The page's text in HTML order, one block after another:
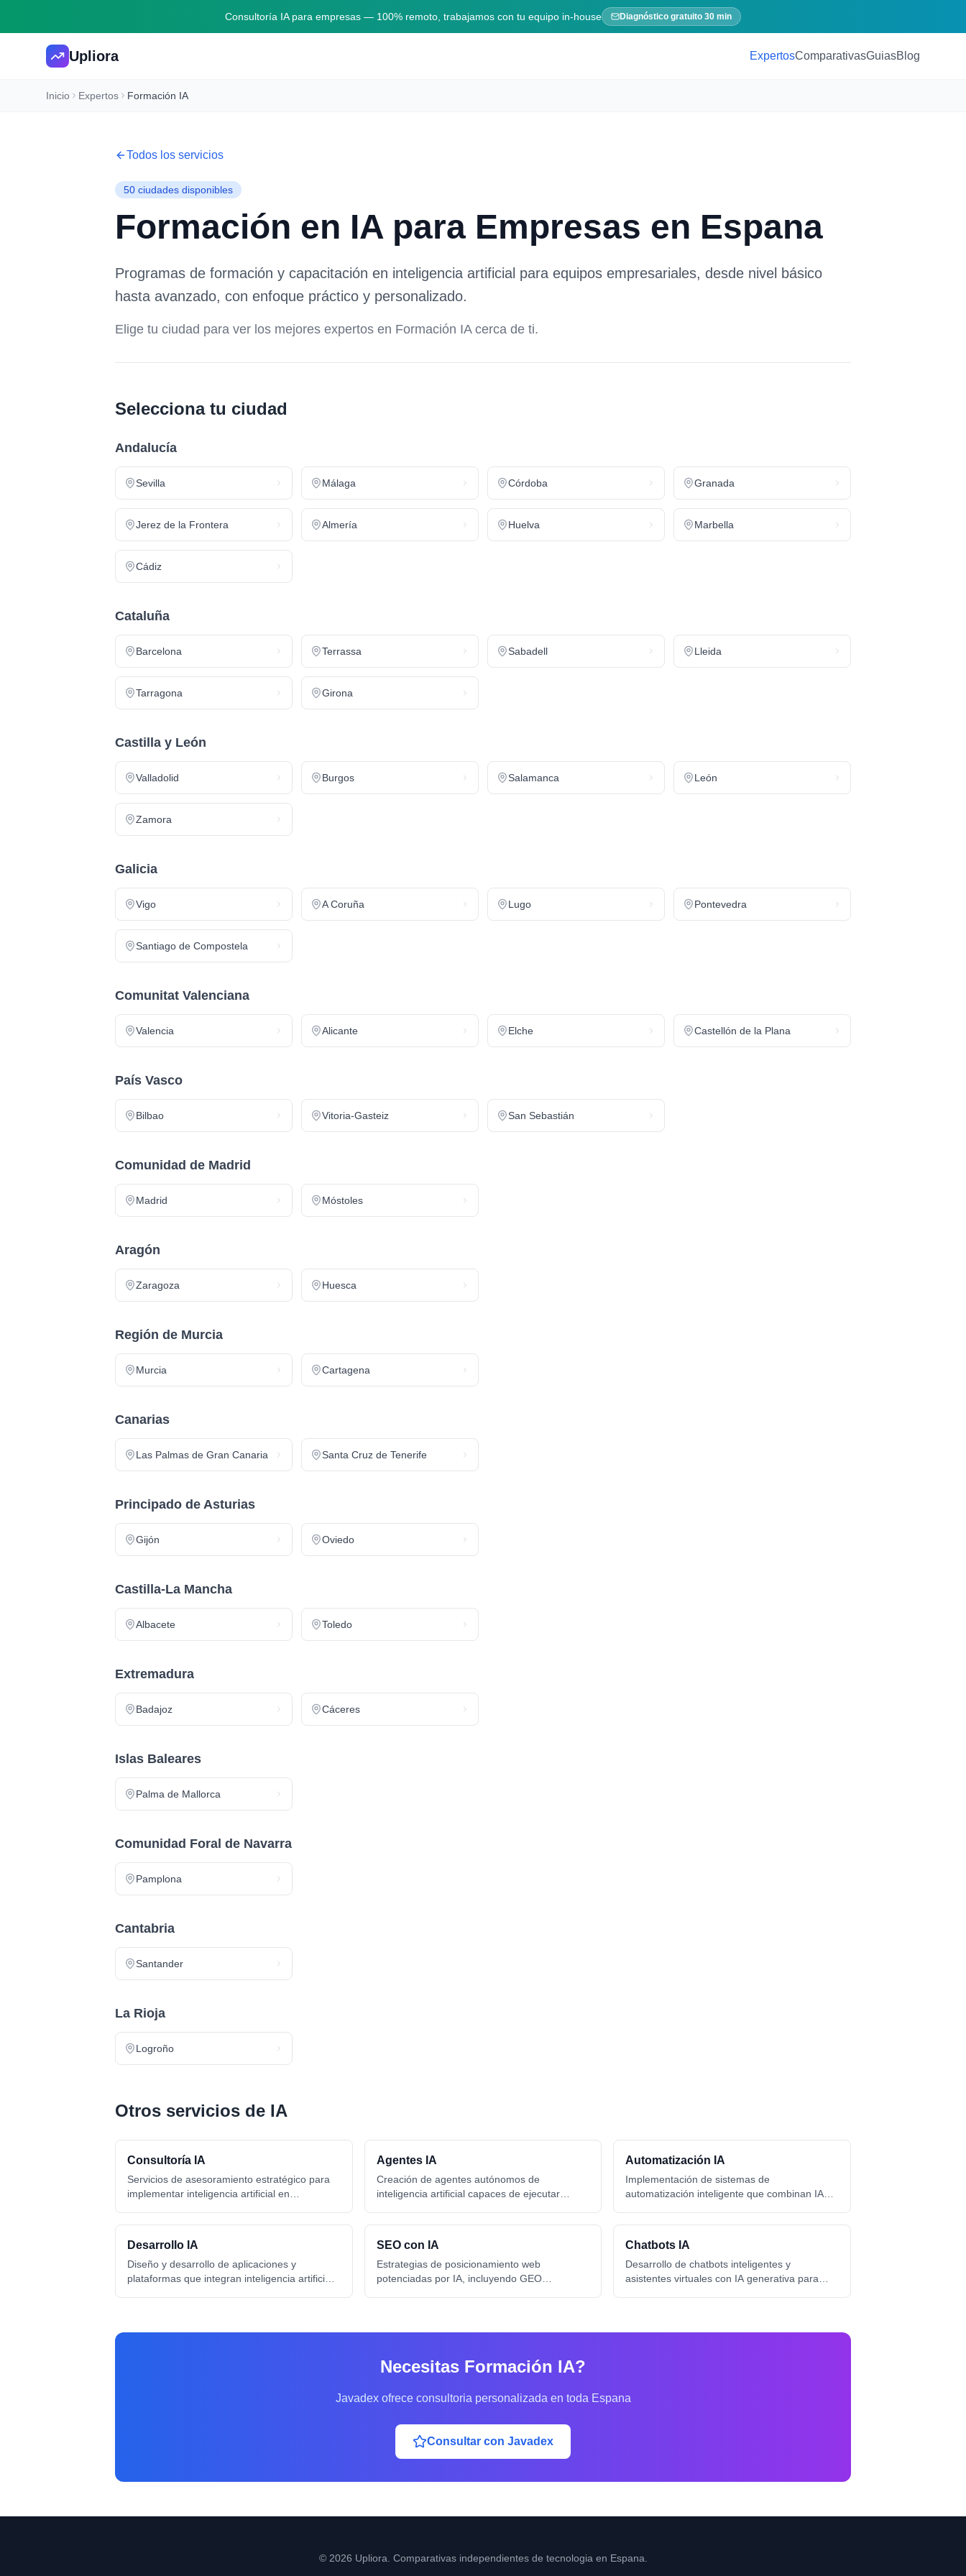
Consultoría IA para empresas — 100% remoto, trabajamos con tu equipo in-house Diagnóstico gratuito 30 min
Upliora ExpertosComparativasGuiasBlog
Inicio Expertos Formación IA
Todos los servicios
50 ciudades disponibles
Formación en IA para Empresas en Espana
Programas de formación y capacitación en inteligencia artificial para equipos empresariales, desde nivel básico
hasta avanzado, con enfoque práctico y personalizado.
Elige tu ciudad para ver los mejores expertos en Formación IAcerca de ti.
Selecciona tu ciudad
Andalucía
Sevilla Málaga Córdoba Granada
Jerez de la Frontera Almería Huelva Marbella
Cádiz
Cataluña
Barcelona Terrassa Sabadell Lleida
Tarragona Girona
Castilla y León
Valladolid Burgos Salamanca León
Zamora
Galicia
Vigo A Coruña Lugo Pontevedra
Santiago de Compostela
Comunitat Valenciana
Valencia Alicante Elche Castellón de la Plana
País Vasco
Bilbao Vitoria-Gasteiz San Sebastián
Comunidad de Madrid
Madrid Móstoles
Aragón
Zaragoza Huesca
Región de Murcia
Murcia Cartagena
Canarias
Las Palmas de Gran Canaria Santa Cruz de Tenerife
Principado de Asturias
Gijón Oviedo
Castilla-La Mancha
Albacete Toledo
Extremadura
Badajoz Cáceres
Islas Baleares
Palma de Mallorca
Comunidad Foral de Navarra
Pamplona
Cantabria
Santander
La Rioja
Logroño
Otros servicios de IA
Consultoría IA
Servicios de asesoramiento estratégico para
implementar inteligencia artificial en
automatización y diseñar hojas de ruta de
Agentes IA
Creación de agentes autónomos de
inteligencia artificial capaces de ejecutar
automatizar flujos de trabajo empresariales sin
Automatización IA
Implementación de sistemas de
automatización inteligente que combinan IA
Zapier para optimizar procesos empresariales.
Desarrollo IA
Diseño y desarrollo de aplicaciones y
plataformas que integran inteligencia artificial,
SEO con IA
Estrategias de posicionamiento web
potenciadas por IA, incluyendo GEO
Chatbots IA
Desarrollo de chatbots inteligentes y
asistentes virtuales con IA generativa para
Necesitas Formación IA?
Javadex ofrece consultoria personalizada en toda Espana
Consultar con Javadex
© 2026 Upliora. Comparativas independientes de tecnologia en Espana.